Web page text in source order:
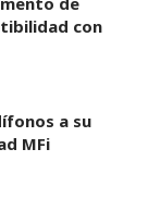
con
a su
MFi